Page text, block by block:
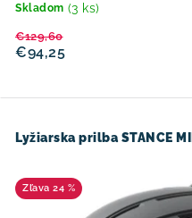
Skladom (3 ks)
€94,25
€129,60
Lyžiarska prilba STANCE
24 %